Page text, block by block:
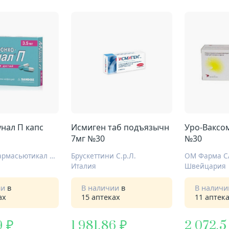
П капс
Новартис Фармасьютикал Мэньюфекчуринг
в
Исмиген таб подъязычн
7мг №30
Брускеттини С.р.Л.
Италия
В наличии в
15 аптеках
1 981,86
Уро-
№30
ОМ Фарма
Швейцария
В
11
2 072,5